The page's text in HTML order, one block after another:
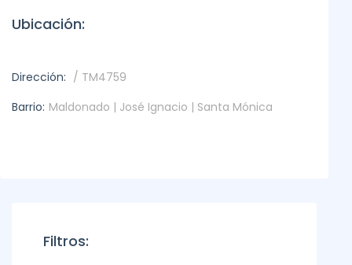
Ubicación:
Dirección: / TM4759
Barrio: Maldonado | José Ignacio | Santa Mónica
Filtros: